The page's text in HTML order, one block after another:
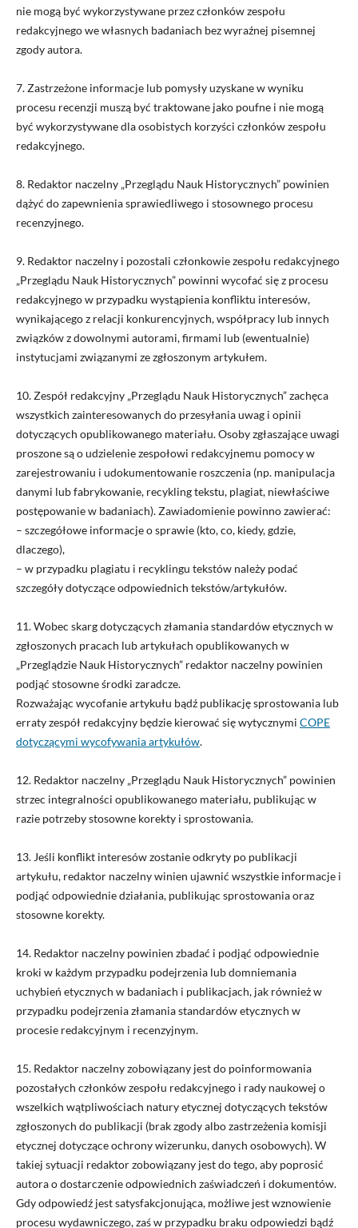
nie mogą być wykorzystywane przez członków zespołu
redakcyjnego we własnych badaniach bez wyraźnej pisemnej
zgody autora.
7. Zastrzeżone informacje lub pomysły uzyskane w wyniku
procesu recenzji muszą być traktowane jako poufne i nie mogą
być wykorzystywane dla osobistych korzyści członków zespołu
redakcyjnego.
8. Redaktor naczelny „Przeglądu Nauk Historycznych”powinien
dążyć do zapewnienia sprawiedliwego i stosownego procesu
recenzyjnego.
9. Redaktor naczelny i pozostali członkowie zespołu redakcyjnego
„Przeglądu Nauk Historycznych” powinni wycofać się z procesu
redakcyjnego w przypadku wystąpienia konfliktu interesów,
wynikającego z relacji konkurencyjnych, współpracy lub innych
związków z dowolnymi autorami, firmami lub (ewentualnie)
instytucjami związanymi ze zgłoszonym artykułem.
10.Zespół redakcyjny „Przeglądu Nauk Historycznych”zachęca
wszystkich zainteresowanych do przesyłania uwag i opinii
dotyczących opublikowanego materiału. Osoby zgłaszające uwagi
proszone są o udzielenie zespołowi redakcyjnemu pomocy w
zarejestrowaniu i udokumentowanie roszczenia (np. manipulacja
danymi lub fabrykowanie, recykling tekstu, plagiat, niewłaściwe
postępowanie w badaniach). Zawiadomienie powinno zawierać:
– szczegółowe informacje o sprawie (kto, co, kiedy, gdzie,
dlaczego),
– w przypadku plagiatu i recyklingu tekstów należy podać
szczegóły dotyczące odpowiednich tekstów/artykułów.
11. Wobec skarg dotyczących złamania standardów etycznych w
zgłoszonych pracach lub artykułach opublikowanych w
„Przeglądzie Nauk Historycznych” redaktor naczelny powinien
podjąć stosowne środki zaradcze.
Rozważając wycofanie artykułu bądź publikację sprostowania lub
erraty zespół redakcyjny będzie kierować się wytycznymi COPE
dotyczącymi wycofywania artykułów.
12. Redaktor naczelny „Przeglądu Nauk Historycznych”powinien
strzec integralności opublikowanego materiału, publikując w
razie potrzeby stosowne korekty i sprostowania.
13. Jeśli konflikt interesów zostanie odkryty po publikacji
artykułu, redaktor naczelny winien ujawnić wszystkie informacje i
podjąć odpowiednie działania, publikując sprostowania oraz
stosowne korekty.
14. Redaktor naczelny powinien zbadać i podjąć odpowiednie
kroki w każdym przypadku podejrzenia lub domniemania
uchybień etycznych w badaniach i publikacjach, jak również w
przypadku podejrzenia złamania standardów etycznych w
procesie redakcyjnym i recenzyjnym.
15. Redaktor naczelny zobowiązany jest do poinformowania
pozostałych członków zespołu redakcyjnego i rady naukowej o
wszelkich wątpliwościach natury etycznej dotyczących tekstów
zgłoszonych do publikacji (brak zgody albo zastrzeżenia komisji
etycznej dotyczące ochrony wizerunku, danych osobowych). W
takiej sytuacji redaktor zobowiązany jest do tego, aby poprosić
autora o dostarczenie odpowiednich zaświadczeń i dokumentów.
Gdy odpowiedź jest satysfakcjonująca, możliwe jest wznowienie
procesu wydawniczego, zaś w przypadku braku odpowiedzi bądź